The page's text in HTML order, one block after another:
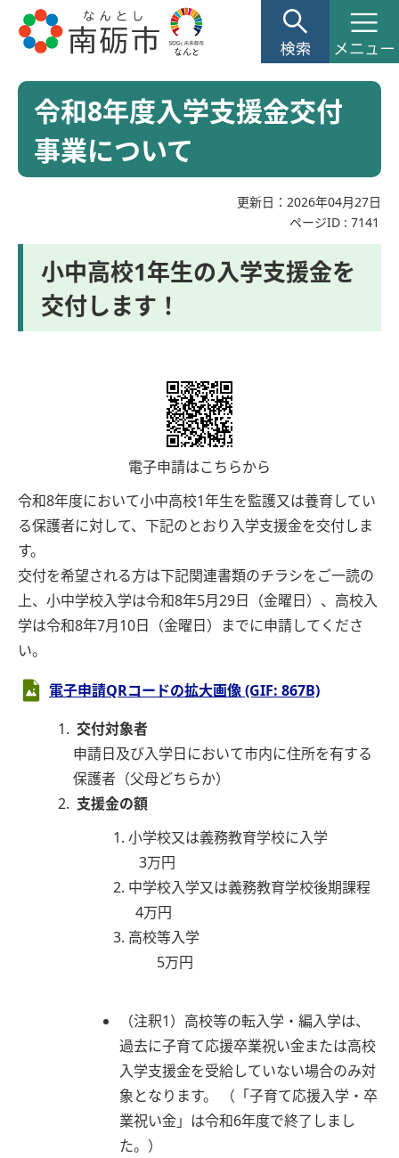
令和8年度入学支援金交付
事業について
更新日：2026年04月27日
ページID : 7141
小中高校1年生の入学支援金を
交付します！
電子申請はこちらから
令和8年度において小中高校1年生を監護又は養育してい
る保護者に対して、下記のとおり入学支援金を交付しま
す。
交付を希望される方は下記関連書類のチラシをご一読の
上、小中学校入学は令和8年5月29日（金曜日）、高校入
学は令和8年7月10日（金曜日）までに申請してくださ
い。
電子申請QRコードの拡大画像 (GIF: 867B)
交付対象者
申請日及び入学日において市内に住所を有する
保護者（父母どちらか）
支援金の額
小学校又は義務教育学校に入学
3万円
中学校入学又は義務教育学校後期課程
4万円
高校等入学
5万円
（注釈1）高校等の転入学・編入学は、
過去に子育て応援卒業祝い金または高校
入学支援金を受給していない場合のみ対
象となります。 （「子育て応援入学・卒
業祝い金」は令和6年度で終了しまし
た。）